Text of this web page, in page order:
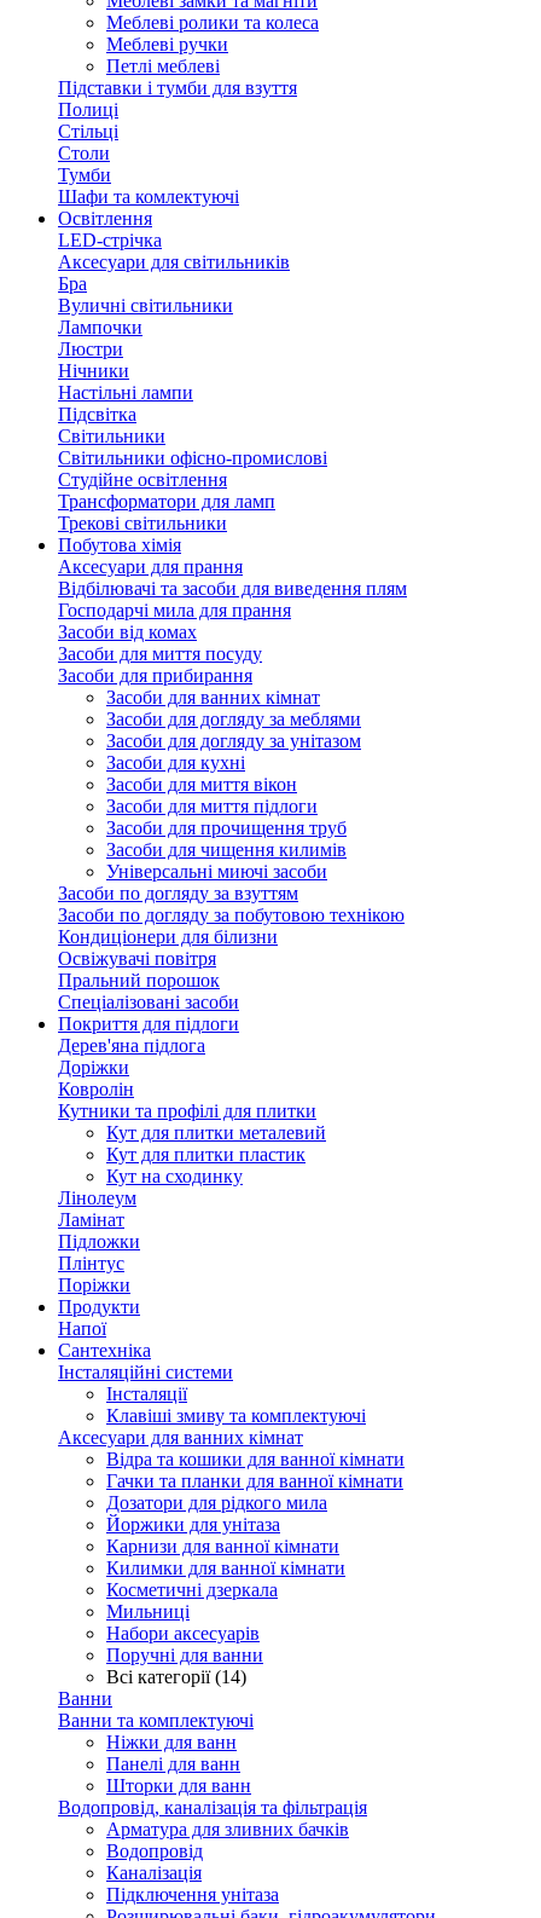
Меблеві ролики та колеса
Меблеві ручки
Петлі меблеві
Підставки і тумби для взуття
Полиці
Стільці
Столи
Тумби
Шафи та комлектуючі
Освітлення
LED-стрічка
Аксесуари для світильників
Бра
Вуличні світильники
Лампочки
Люстри
Нічники
Настільні лампи
Підсвітка
Світильники
Світильники офісно-промислові
Студійне освітлення
Трансформатори для ламп
Трекові світильники
Побутова хімія
Аксесуари для прання
Відбілювачі та засоби для виведення плям
Господарчі мила для прання
Засоби від комах
Засоби для миття посуду
Засоби для прибирання
Засоби для ванних кімнат
Засоби для догляду за меблями
Засоби для догляду за унітазом
Засоби для кухні
Засоби для миття вікон
Засоби для миття підлоги
Засоби для прочищення труб
Засоби для чищення килимів
Універсальні миючі засоби
Засоби по догляду за взуттям
Засоби по догляду за побутовою технікою
Кондиціонери для білизни
Освіжувачі повітря
Пральний порошок
Спеціалізовані засоби
Покриття для підлоги
Дерев'яна підлога
Доріжки
Ковролін
Кутники та профілі для плитки
Кут для плитки металевий
Кут для плитки пластик
Кут на сходинку
Лінолеум
Ламінат
Підложки
Плінтус
Поріжки
Продукти
Напої
Сантехніка
Інсталяційні системи
Інсталяції
Клавіші змиву та комплектуючі
Аксесуари для ванних кімнат
Відра та кошики для ванної кімнати
Гачки та планки для ванної кімнати
Дозатори для рідкого мила
Йоржики для унітаза
Карнизи для ванної кімнати
Килимки для ванної кімнати
Косметичні дзеркала
Мильниці
Набори аксесуарів
Поручні для ванни
Всі категорії (14)
Ванни
Ванни та комплектуючі
Ніжки для ванн
Панелі для ванн
Шторки для ванн
Водопровід, каналізація та фільтрація
Арматура для зливних бачків
Водопровід
Каналізація
Підключення унітаза